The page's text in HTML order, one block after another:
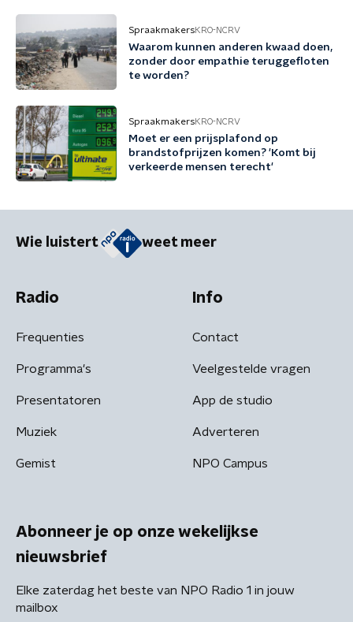
SpraakmakersKRO-NCRV
Waarom kunnen anderen kwaad doen,
zonder door empathie teruggefloten
te worden?
SpraakmakersKRO-NCRV
Moet er een prijsplafond op
brandstofprijzen komen? 'Komt bij
verkeerde mensen terecht'
Wie luistert weet meer
Radio
Frequenties
Programma's
Presentatoren
Muziek
Gemist
Info
Contact
Veelgestelde vragen
App de studio
Adverteren
NPO Campus
Abonneer je op onze wekelijkse
nieuwsbrief
Elke zaterdag het beste van NPO Radio 1 in jouw
mailbox